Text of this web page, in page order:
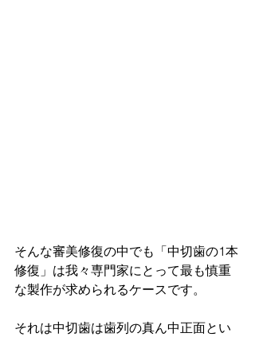
そんな審美修復の中でも「中切歯の1本
修復」は我々専門家にとって最も慎重
な製作が求められるケースです。
それは中切歯は歯列の真ん中正面とい